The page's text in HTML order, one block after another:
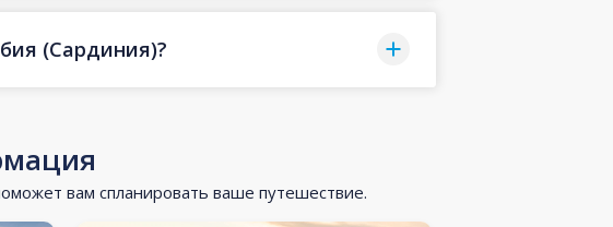
(Сардиния)?
вам спланировать ваше путешествие.